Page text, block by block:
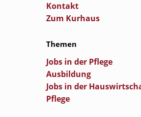
Kontakt
Zum Kurhaus
Themen
Jobs in der Pflege
Ausbildung
Jobs in der
Pflege